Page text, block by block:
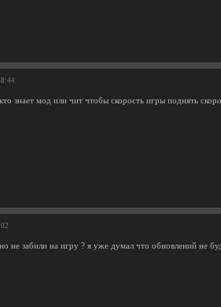
знает мод или чит чтобы скорость игры поднять
не забили на игру ? я уже думал что обновлений не